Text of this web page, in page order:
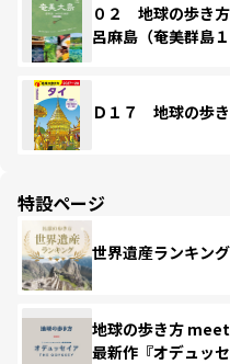
０２ 地球の歩
呂麻島（奄美群島
Ｄ１７ 地球の歩
特設ページ
世界遺産ランキング
地球の歩き方
最新作『オデュッセ